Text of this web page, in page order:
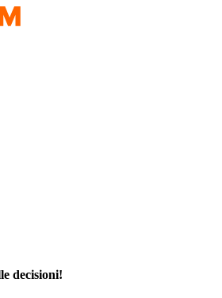
decisioni!